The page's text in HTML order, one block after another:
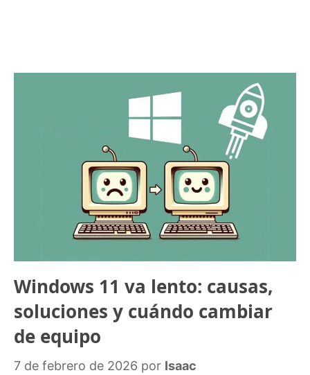
Windows 11 va lento: causas,
soluciones y cuándo cambiar
de equipo
7 de febrero de 2026 por Isaac